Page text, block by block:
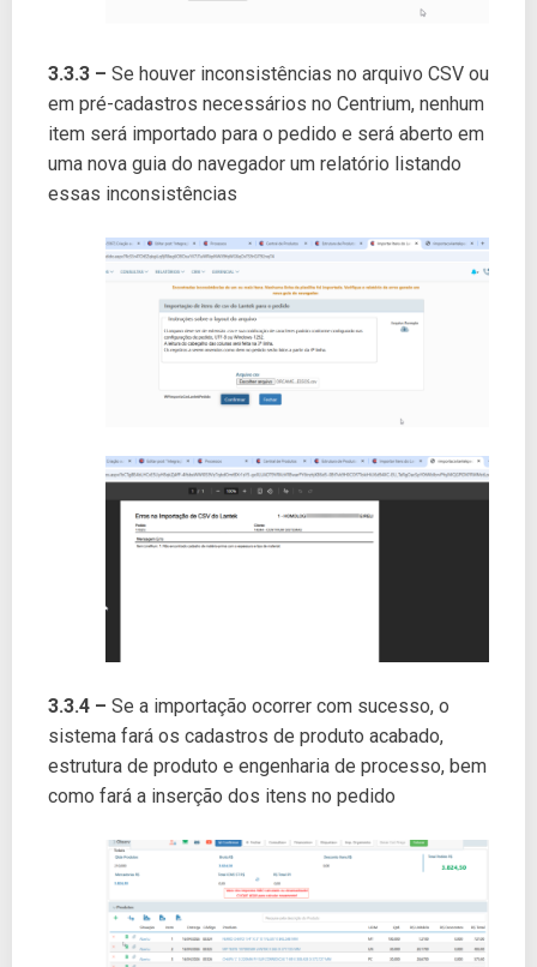
3.3.3 – Se houver inconsistências no arquivo CSV ou
em pré-cadastros necessários no Centrium, nenhum
item será importado para o pedido e será aberto em
uma nova guia do navegador um relatório listando
essas inconsistências
3.3.4 – Se a importação ocorrer com sucesso, o
sistema fará os cadastros de produto acabado,
estrutura de produto e engenharia de processo, bem
como fará a inserção dos itens no pedido